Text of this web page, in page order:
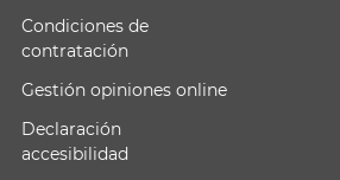
Condiciones de
contratación
Gestión opiniones online
Declaración
accesibilidad